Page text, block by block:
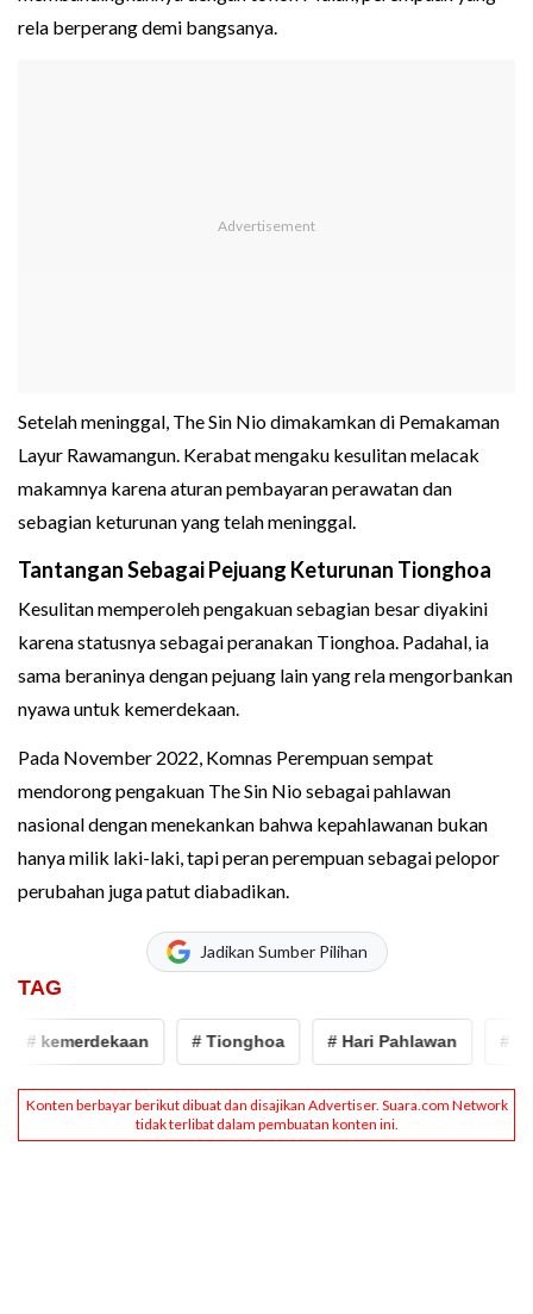
rela berperang demi bangsanya.
Setelah meninggal, The Sin Nio dimakamkan di Pemakaman
Layur Rawamangun. Kerabat mengaku kesulitan melacak
makamnya karena aturan pembayaran perawatan dan
sebagian keturunan yang telah meninggal.
Tantangan Sebagai Pejuang Keturunan Tionghoa
Kesulitan memperoleh pengakuan sebagian besar diyakini
karena statusnya sebagai peranakan Tionghoa. Padahal, ia
sama beraninya dengan pejuang lain yang rela mengorbankan
nyawa untuk kemerdekaan.
Pada November 2022, Komnas Perempuan sempat
mendorong pengakuan The Sin Nio sebagai pahlawan
nasional dengan menekankan bahwa kepahlawanan bukan
hanya milik laki-laki, tapi peran perempuan sebagai pelopor
perubahan juga patut diabadikan.
Jadikan Sumber Pilihan
TAG
# kemerdekaan # Tionghoa # Hari Pahlawan #